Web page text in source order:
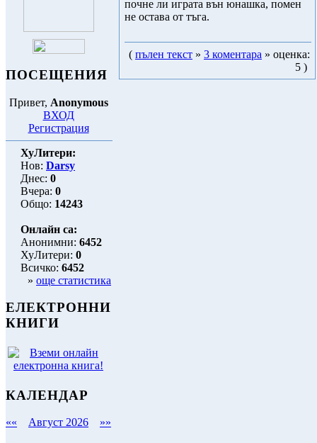
ПОСЕЩЕНИЯ
Привет, Anonymous
ВХОД
Регистрация
ХуЛитери:
Нов: Darsy
Днес: 0
Вчера: 0
Общо: 14243
Онлайн са:
Анонимни: 6452
ХуЛитери: 0
Всичко: 6452
» още статистика
ЕЛЕКТРОННИ
КНИГИ
КАЛЕНДАР
«« Август 2026 »»
почне ли играта вън юнашка, помен
не остава от тъга.
( пълен текст » 3 коментара » оценка:
5 )